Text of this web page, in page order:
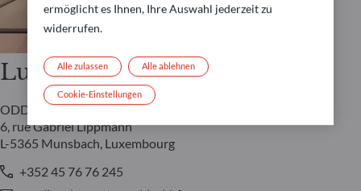
Luxemburg
ODDO BHF AM Lux
6, rue Gabriel Lippmann
L-5365 Munsbach, Luxembourg
+352 45 76 76 245
ermöglicht es Ihnen, Ihre Auswahl jederzeit zu
widerrufen.
Alle ablehnen
Alle zulassen
Cookie-Einstellungen